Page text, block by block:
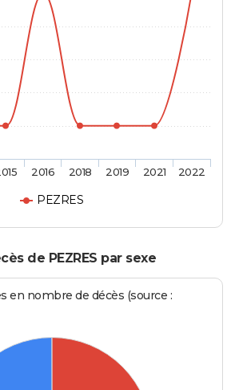
PEZRES
2016 2018 2019 2021 2022
de PEZRES par sexe
en nombre de décès (source :